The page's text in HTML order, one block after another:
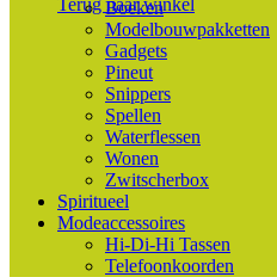
Terug naar winkel
Boeken
Modelbouwpakketten
Gadgets
Pineut
Snippers
Spellen
Waterflessen
Wonen
Zwitscherbox
Spiritueel
Modeaccessoires
Hi-Di-Hi Tassen
Telefoonkoorden